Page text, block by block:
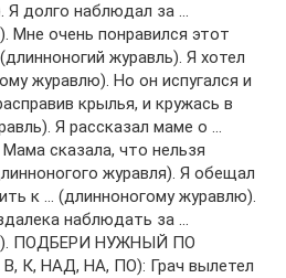
Я долго наблюдал за …
Мне очень понравился этот
журавль). Я хотел
журавлю). Но он испугался и
крылья, и кружась в
Я рассказал маме о …
сказала, что нельзя
журавля). Я обещал
к … (длинноногому журавлю).
наблюдать за …
ПОДБЕРИ НУЖНЫЙ ПО
К, НАД, НА, ПО): Грач вылетел